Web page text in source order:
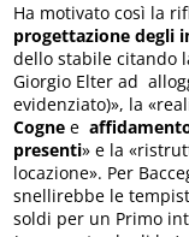
Ha motivato così la
progettazione degli
dello stabile citando
Giorgio Elter ad
evidenziato)», la
Cogne e
presenti» e la
locazione». Per
snellirebbe le
soldi per un Primo